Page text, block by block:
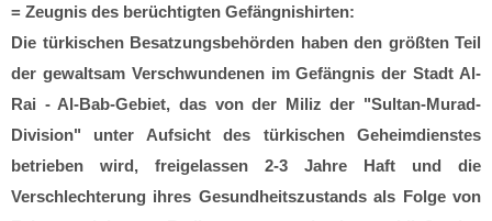
= Zeugnis des berüchtigten Gefängnishirten:
Die türkischen Besatzungsbehörden haben den größten Teil
der gewaltsam Verschwundenen im Gefängnis der Stadt Al-
Rai - Al-Bab-Gebiet, das von der Miliz der "Sultan-Murad-
Division" unter Aufsicht des türkischen Geheimdienstes
betrieben wird, freigelassen 2-3 Jahre Haft und die
Verschlechterung ihres Gesundheitszustands als Folge von